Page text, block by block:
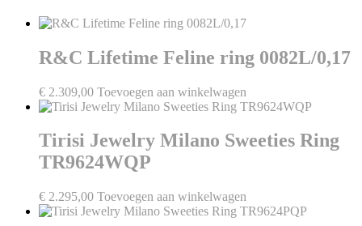
R&C Lifetime Feline ring 0082L/0,17
€ 2.309,00 Toevoegen aan winkelwagen
Tirisi Jewelry Milano Sweeties Ring
TR9624WQP
€ 2.295,00 Toevoegen aan winkelwagen